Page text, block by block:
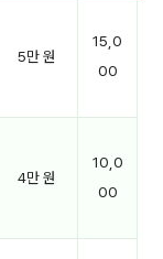
5만 원
15,0
00
4만 원
10,0
00